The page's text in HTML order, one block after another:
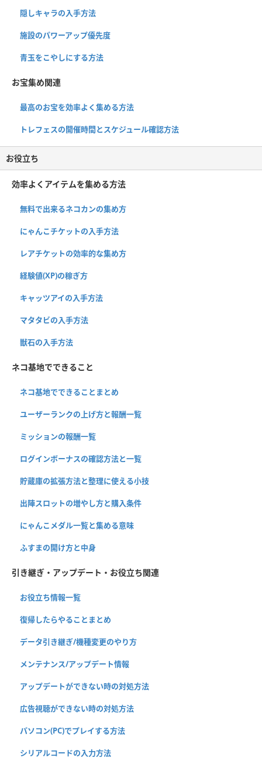
隠しキャラの入手方法
施設のパワーアップ優先度
青玉をこやしにする方法
お宝集め関連
最高のお宝を効率よく集める方法
トレフェスの開催時間とスケジュール確認方法
お役立ち
効率よくアイテムを集める方法
無料で出来るネコカンの集め方
にゃんこチケットの入手方法
レアチケットの効率的な集め方
経験値(XP)の稼ぎ方
キャッツアイの入手方法
マタタビの入手方法
獣石の入手方法
ネコ基地でできること
ネコ基地でできることまとめ
ユーザーランクの上げ方と報酬一覧
ミッションの報酬一覧
ログインボーナスの確認方法と一覧
貯蔵庫の拡張方法と整理に使える小技
出陣スロットの増やし方と購入条件
にゃんこメダル一覧と集める意味
ふすまの開け方と中身
引き継ぎ・アップデート・お役立ち関連
お役立ち情報一覧
復帰したらやることまとめ
データ引き継ぎ/機種変更のやり方
メンテナンス/アップデート情報
アップデートができない時の対処方法
広告視聴ができない時の対処方法
パソコン(PC)でプレイする方法
シリアルコードの入力方法